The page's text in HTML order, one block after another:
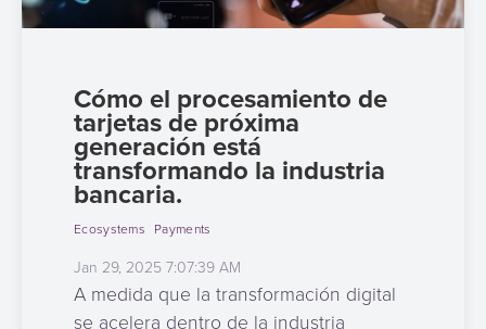
Cómo el procesamiento de
tarjetas de próxima
generación está
transformando la industria
bancaria.
Ecosystems Payments
Jan 29, 2025 7:07:39 AM
A medida que la transformación digital
se acelera dentro de la industria